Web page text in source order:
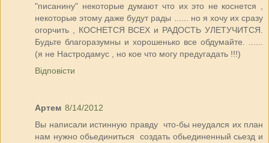
"писанину" некоторые думают что их это не коснется ,
некоторые этому даже будут рады ...... но я хочу их сразу
огорчить , КОСНЕТСЯ ВСЕХ и РАДОСТЬ УЛЕТУЧИТСЯ.
Будьте благоразумны и хорошенько все обдумайте. ......
(я не Настродамус , но кое что могу предугадать !!!)
Відповісти
Артем 8/14/2012
Вы написали истинную правду что-бы неудался их план
нам нужно обьединиться создать обьединенный сьезд и